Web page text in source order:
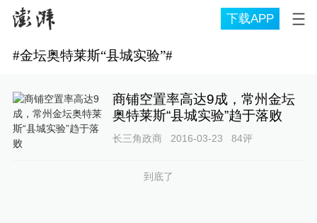
下载APP
#金坛奥特莱斯“县城实验”#
商铺空置率高达9成，常州金坛
奥特莱斯“县城实验”趋于落败
长三角政商 2016-03-23 84评
到底了